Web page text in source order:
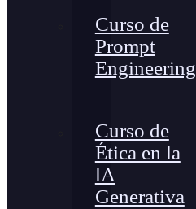
Curso de
Prompt
Engineering
Curso de
Ética en la
lA
Generativa